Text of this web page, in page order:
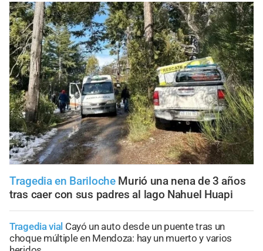
Tragedia en Bariloche Murió una nena de 3 años
tras caer con sus padres al lago Nahuel Huapi
Tragedia vial Cayó un auto desde un puente tras un
choque múltiple en Mendoza: hay un muerto y varios